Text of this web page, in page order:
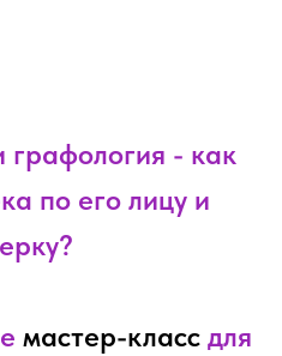
- как
по его лицу и
мастер-класс для